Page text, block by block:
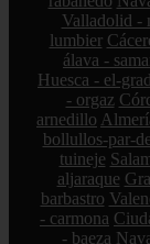
Valladolid -
lumbier
álava -
Huesca - el-
- orgaz
arnedillo
bollullos-par-
tuineje
aljaraque
barbastro
- carmona
- baeza